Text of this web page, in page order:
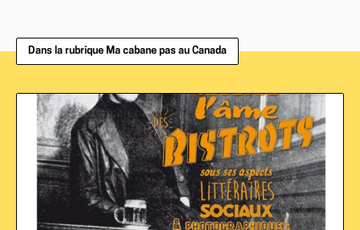
Dans la rubrique Ma cabane pas au Canada